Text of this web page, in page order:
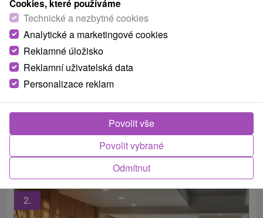
Tatranský Wellness Relax v srdci Štrbského
Plesa: Tatry pro celou rodinu
Hotel Toliar★★★
Horská dovolená s ubytováním, stravou a denním
3-hodinovým vstupem do Vitálního světa. Užijte si
bazén se slanou vodou, sauny, vířivku a...
2.
Cookies, které používáme
Technické a nezbytné cookies
Analytické a marketingové cookies
Reklamné úložisko
Reklamní uživatelská data
Personalizace reklam
Odmítnut
Povolit vybrané
Povolit vše